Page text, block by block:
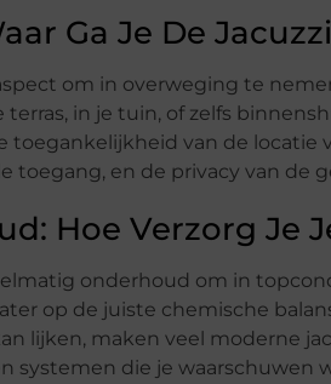
Ga Je De
om in overweging te
in je tuin, of zelfs
toegankelijkheid van de locatie
toegang, en de privacy van de
Hoe Verzorg Je
onderhoud om in
op de juiste chemische
lijken, maken veel moderne
systemen die je waarschuwen